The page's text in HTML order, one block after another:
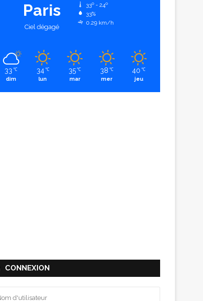
Paris
Ciel dégagé
33º - 24º
33%
0.29 km/h
33 ℃
dim
34 ℃
lun
35 ℃
mar
38 ℃
mer
40 ℃
jeu
CONNEXION